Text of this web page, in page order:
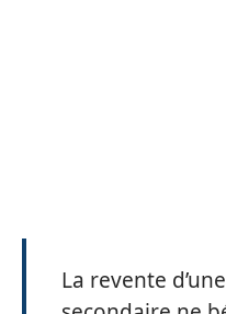
La revente